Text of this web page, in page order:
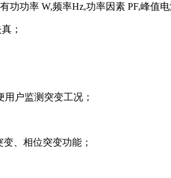
功率 W,频率Hz,功率因素 PF,峰值电
；
户监测突变工况；
、相位突变功能；